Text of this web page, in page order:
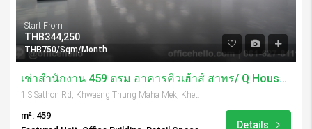
Start From
THB344,250
THB750/Sqm/Month
เช่าสำนักงาน 459 ตรม อาคารคิวเฮ้าส์ สาทร/ Q House Sathorn
1 S Sathon Rd, Khwaeng Thung Maha Mek, Khet Sathon, Krung Thep Maha Nakhon 10120, Thailand
m²: 459
Details